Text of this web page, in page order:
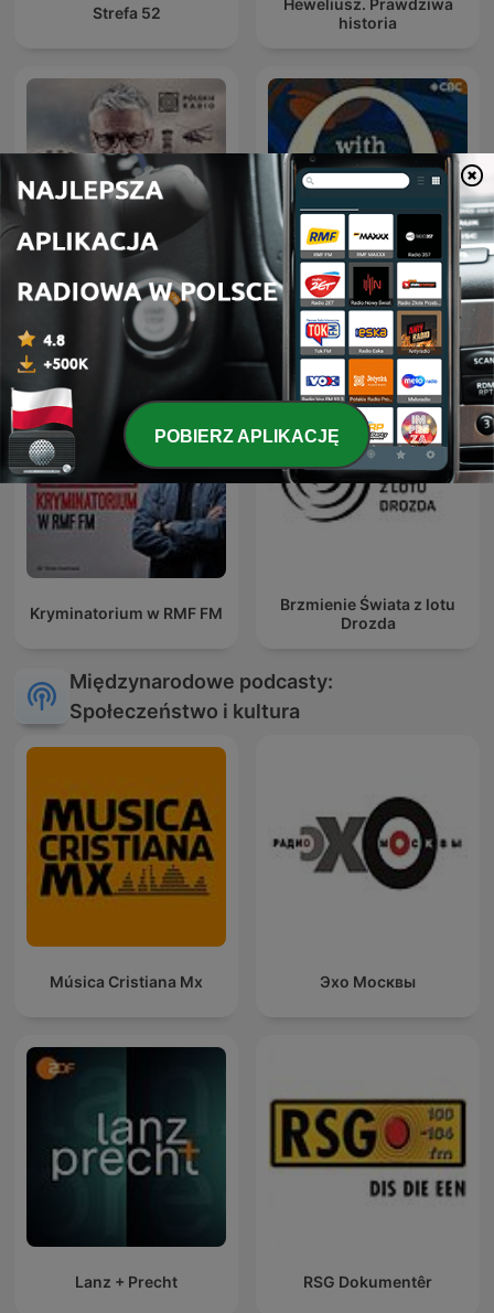
Strefa 52
historia
Czarnobyl. Prawdziwa
historia
Q with Tom Power
Kryminatorium w RMF FM
Brzmienie Świata z lotu
Drozda
Międzynarodowe podcasty:
Społeczeństwo i kultura
Música Cristiana Mx Эхо Москвы
Lanz + Precht RSG Dokumentêr
POBIERZ APLIKACJĘ